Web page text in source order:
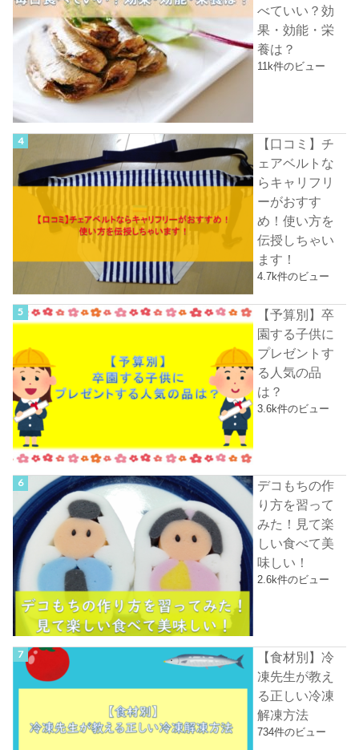
べていい？効
果・効能・栄
養は？
11k件のビュー
【口コミ】チ
ェアベルトな
らキャリフリ
ーがおすす
め！使い方を
伝授しちゃい
ます！
4.7k件のビュー
【予算別】卒
園する子供に
プレゼントす
る人気の品
は？
3.6k件のビュー
デコもちの作
り方を習って
みた！見て楽
しい食べて美
味しい！
2.6k件のビュー
【食材別】冷
凍先生が教え
る正しい冷凍
解凍方法
734件のビュー